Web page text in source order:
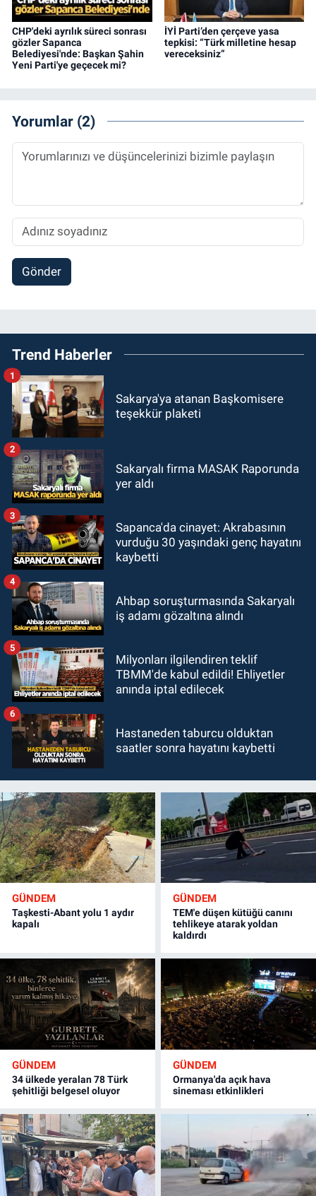
CHP'deki ayrılık süreci sonrası
gözler Sapanca
Belediyesi'nde: Başkan Şahin
Yeni Parti'ye geçecek mi?
İYİ Parti’den çerçeve yasa
tepkisi: “Türk milletine hesap
vereceksiniz”
Yorumlar (2)
Gönder
Trend Haberler
Sakarya'ya atanan Başkomisere
teşekkür plaketi
1
Sakaryalı firma MASAK Raporunda
yer aldı
2
Sapanca'da cinayet: Akrabasının
vurduğu 30 yaşındaki genç hayatını
kaybetti
3
Ahbap soruşturmasında Sakaryalı
iş adamı gözaltına alındı
4
Milyonları ilgilendiren teklif
TBMM'de kabul edildi! Ehliyetler
anında iptal edilecek
5
Hastaneden taburcu olduktan
saatler sonra hayatını kaybetti
6
GÜNDEM
Taşkesti-Abant yolu 1 aydır
kapalı
GÜNDEM
TEM'e düşen kütüğü canını
tehlikeye atarak yoldan
kaldırdı
GÜNDEM
34 ülkede yeralan 78 Türk
şehitliği belgesel oluyor
GÜNDEM
Ormanya'da açık hava
sineması etkinlikleri